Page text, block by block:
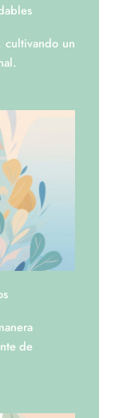
cultivando un
de